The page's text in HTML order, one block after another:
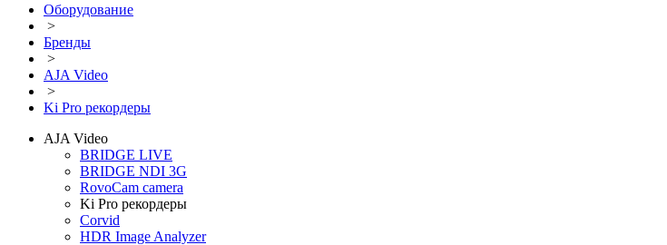
Оборудование
>
Бренды
>
AJA Video
>
Ki Pro рекордеры
AJA Video
BRIDGE LIVE
BRIDGE NDI 3G
RovoCam camera
Ki Pro рекордеры
Corvid
HDR Image Analyzer